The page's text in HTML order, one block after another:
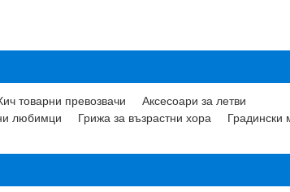
товарни превозвачи
Аксесоари за летви
любимци Грижа за възрастни хора
Градински